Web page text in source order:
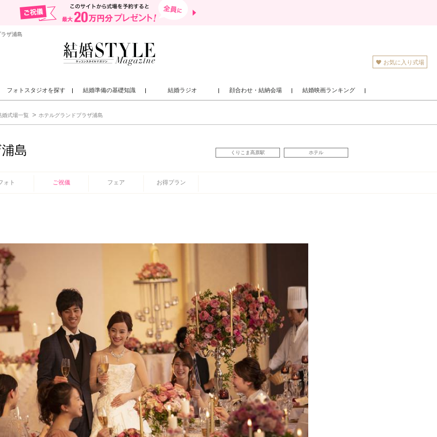
ザ浦島
お気に入り式場
フォトスタジオを探す 結婚準備の基礎知識 結婚ラジオ 顔合わせ・結納会場 結婚映画ランキング
婚式場一覧 ホテルグランドプラザ浦島
島 くりこま高原駅 ホテル
ォト ご祝儀 フェア お得プラン